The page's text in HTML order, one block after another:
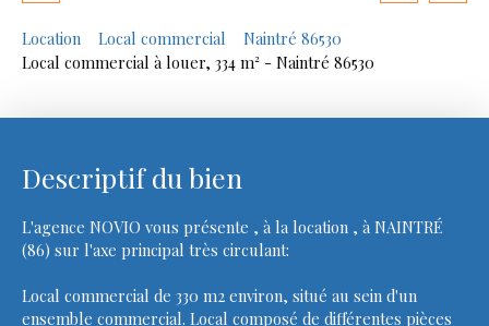
Location Local commercial
Naintré 86530
Local commercial à louer, 334 m² - Naintré 86530
Descriptif du bien
L'agence NOVIO vous présente , à la location , à NAINTRÉ
(86) sur l'axe principal très circulant:
Local commercial de 330 m2 environ, situé au sein d'un
ensemble commercial. Local composé de différentes pièces